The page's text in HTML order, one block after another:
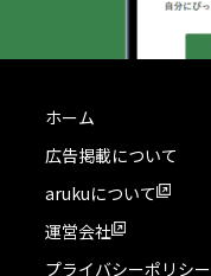
ホーム
広告掲載について
arukuについて
運営会社
プライバシーポリシー